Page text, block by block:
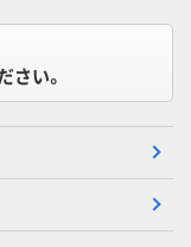
さい。